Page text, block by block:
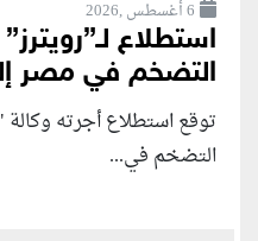
6 أغسطس ,2026
استطلاع
التضخم في مصر إلى
توقع استطلاع أجرته
التضخم في...